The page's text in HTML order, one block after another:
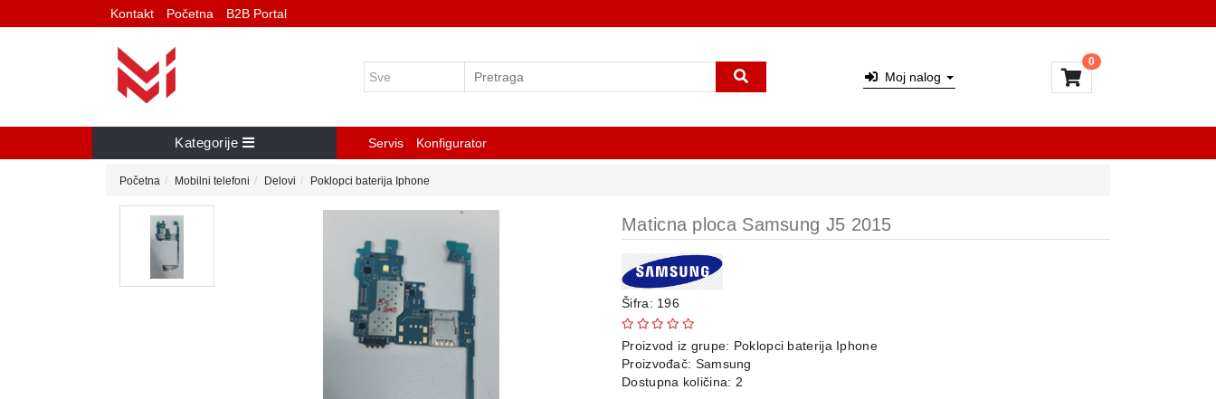
Kontakt Početna B2B Portal
Moj nalog
0
Kategorije Servis Konfigurator
Početna Mobilni telefoni Delovi Poklopci baterija Iphone
Maticna ploca Samsung J5 2015
Šifra: 196
Proizvod iz grupe: Poklopci baterija Iphone
Proizvođač: Samsung
Dostupna količina: 2